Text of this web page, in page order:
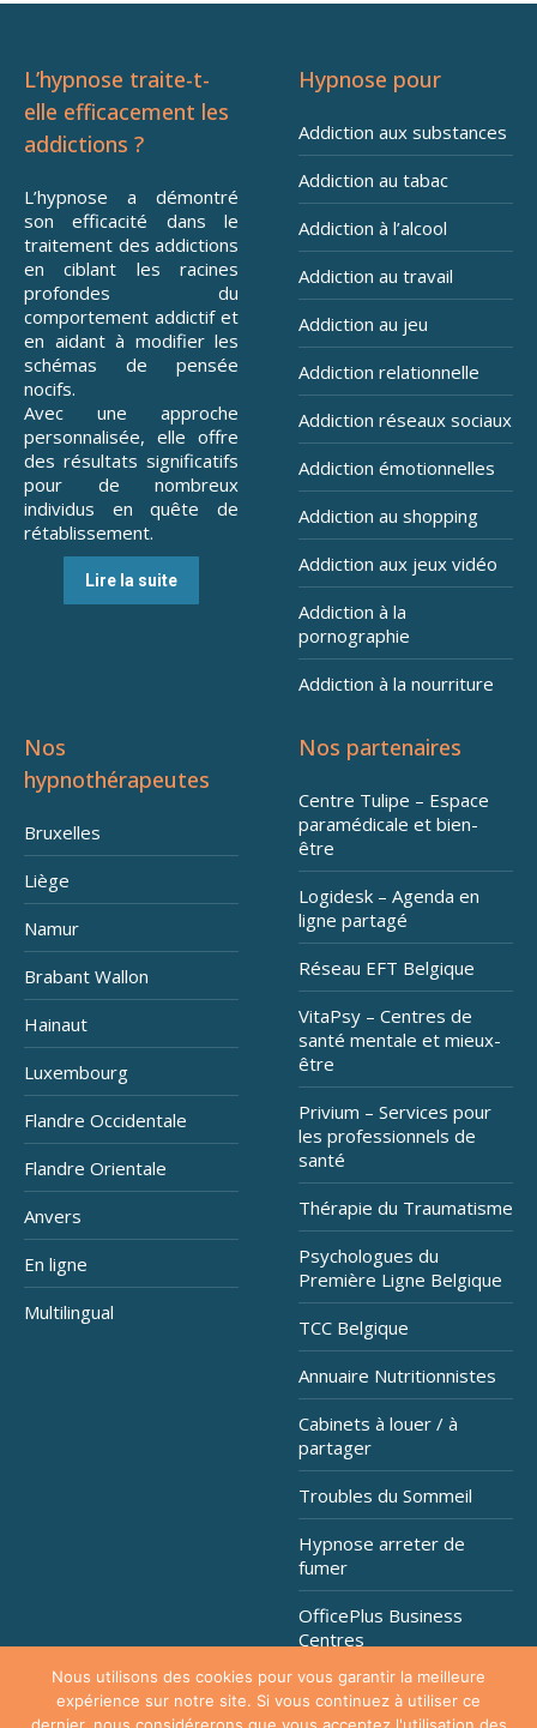
L’hypnose traite-t-
elle efficacement les
addictions ?
L’hypnose a démontré
son efficacité dans le
traitement des addictions
en ciblant les racines
profondes du
comportement addictif et
en aidant à modifier les
schémas de pensée
nocifs.
Avec une approche
personnalisée, elle offre
des résultats significatifs
pour de nombreux
individus en quête de
rétablissement.
Lire la suite
Hypnose pour
Addiction aux substances
Addiction au tabac
Addiction à l’alcool
Addiction au travail
Addiction au jeu
Addiction relationnelle
Addiction réseaux sociaux
Addiction émotionnelles
Addiction au shopping
Addiction aux jeux vidéo
Addiction à la
pornographie
Addiction à la nourriture
Nos
hypnothérapeutes
Bruxelles
Liège
Namur
Brabant Wallon
Hainaut
Luxembourg
Flandre Occidentale
Flandre Orientale
Anvers
En ligne
Multilingual
Nos partenaires
Centre Tulipe – Espace
paramédicale et bien-
être
Logidesk – Agenda en
ligne partagé
Réseau EFT Belgique
VitaPsy – Centres de
santé mentale et mieux-
être
Privium – Services pour
les professionnels de
santé
Thérapie du Traumatisme
Psychologues du
Première Ligne Belgique
TCC Belgique
Annuaire Nutritionnistes
Cabinets à louer / à
partager
Troubles du Sommeil
Hypnose arreter de
fumer
OfficePlus Business
Centres
Nous utilisons des cookies pour vous garantir la meilleure
expérience sur notre site. Si vous continuez à utiliser ce